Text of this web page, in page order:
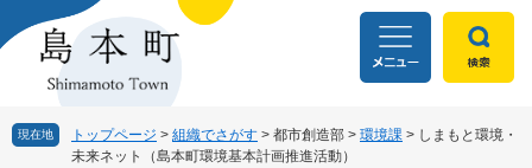
ー
ニ
現在地 トップページ > 組織でさがす > 都市創造部 > 環境課 > しまもと環境・
未来ネット（島本町環境基本計画推進活動）